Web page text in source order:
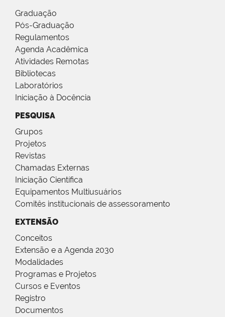
Graduação
Pós-Graduação
Regulamentos
Agenda Acadêmica
Atividades Remotas
Bibliotecas
Laboratórios
Iniciação à Docência
PESQUISA
Grupos
Projetos
Revistas
Chamadas Externas
Iniciação Científica
Equipamentos Multiusuários
Comitês institucionais de assessoramento
EXTENSÃO
Conceitos
Extensão e a Agenda 2030
Modalidades
Programas e Projetos
Cursos e Eventos
Registro
Documentos